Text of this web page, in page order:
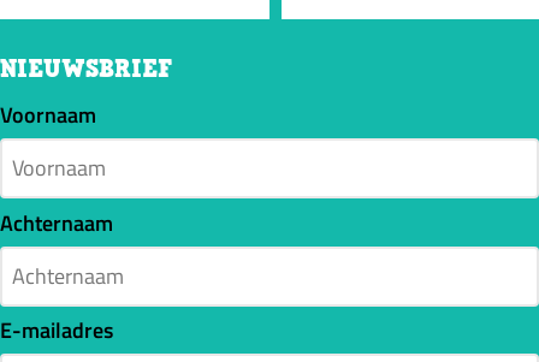
NIEUWSBRIEF
Voornaam
Achternaam
E-mailadres